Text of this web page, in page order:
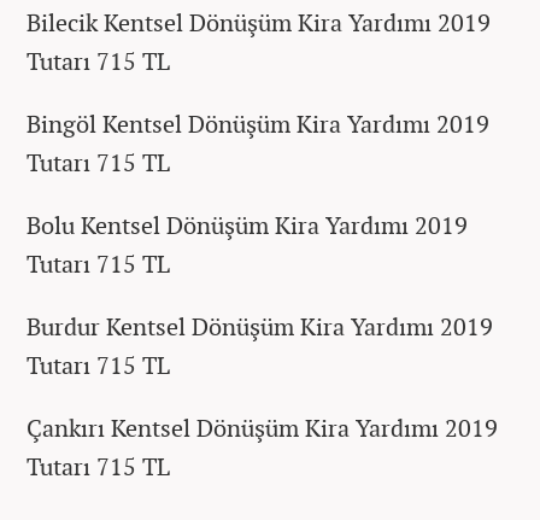
Bilecik Kentsel Dönüşüm Kira Yardımı 2019
Tutarı 715 TL
Bingöl Kentsel Dönüşüm Kira Yardımı 2019
Tutarı 715 TL
Bolu Kentsel Dönüşüm Kira Yardımı 2019
Tutarı 715 TL
Burdur Kentsel Dönüşüm Kira Yardımı 2019
Tutarı 715 TL
Çankırı Kentsel Dönüşüm Kira Yardımı 2019
Tutarı 715 TL